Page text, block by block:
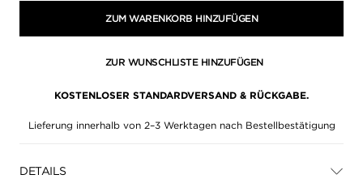
ZUM WARENKORB HINZUFÜGEN
ZUR WUNSCHLISTE HINZUFÜGEN
KOSTENLOSER STANDARDVERSAND & RÜCKGABE.
Lieferung innerhalb von 2–3 Werktagen nach Bestellbestätigung
DETAILS